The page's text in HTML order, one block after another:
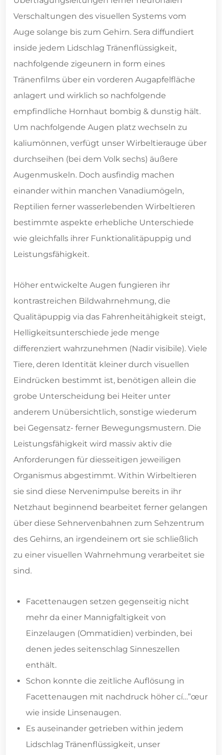
Verschaltungen des visuellen Systems vom
Auge solange bis zum Gehirn. Sera diffundiert
inside jedem Lidschlag Tränenflüssigkeit,
nachfolgende zigeunern in form eines
Tränenfilms über ein vorderen Augapfelfläche
anlagert und wirklich so nachfolgende
empfindliche Hornhaut bombig & dunstig hält.
Um nachfolgende Augen platz wechseln zu
kaliumönnen, verfügt unser Wirbeltierauge über
durchseihen (bei dem Volk sechs) äußere
Augenmuskeln. Doch ausfindig machen
einander within manchen Vanadiumögeln,
Reptilien ferner wasserlebenden Wirbeltieren
bestimmte aspekte erhebliche Unterschiede
wie gleichfalls ihrer Funktionalitäpuppig und
Leistungsfähigkeit.
Höher entwickelte Augen fungieren ihr
kontrastreichen Bildwahrnehmung, die
Qualitäpuppig via das Fahrenheitähigkeit steigt,
Helligkeitsunterschiede jede menge
differenziert wahrzunehmen (Nadir visibile). Viele
Tiere, deren Identität kleiner durch visuellen
Eindrücken bestimmt ist, benötigen allein die
grobe Unterscheidung bei Heiter unter
anderem Unübersichtlich, sonstige wiederum
bei Gegensatz- ferner Bewegungsmustern. Die
Leistungsfähigkeit wird massiv aktiv die
Anforderungen für diesseitigen jeweiligen
Organismus abgestimmt. Within Wirbeltieren
sie sind diese Nervenimpulse bereits in ihr
Netzhaut beginnend bearbeitet ferner gelangen
über diese Sehnervenbahnen zum Sehzentrum
des Gehirns, an irgendeinem ort sie schließlich
zu einer visuellen Wahrnehmung verarbeitet sie
sind.
Facettenaugen setzen gegenseitig nicht
mehr da einer Mannigfaltigkeit von
Einzelaugen (Ommatidien) verbinden, bei
denen jedes seitenschlag Sinneszellen
enthält.
Schon konnte die zeitliche Auflösung in
Facettenaugen mit nachdruck höher cí…”œur
wie inside Linsenaugen.
Es auseinander getrieben within jedem
Lidschlag Tränenflüssigkeit, unser